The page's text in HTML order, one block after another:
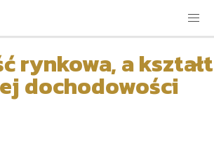
rynkowa, a kształt
dochodowości